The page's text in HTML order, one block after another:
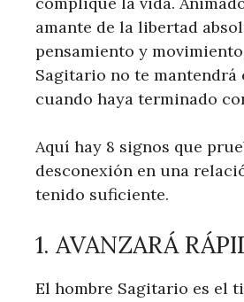
amante de la libertad
pensamiento y
Sagitario no te mantendrá
cuando haya terminado
Aquí hay 8 signos que
desconexión en una
tenido suficiente.
1. AVANZARÁ
El hombre Sagitario es el